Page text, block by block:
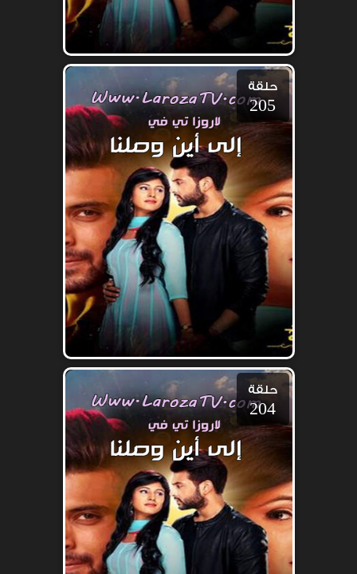
حلقة
205
حلقة
204